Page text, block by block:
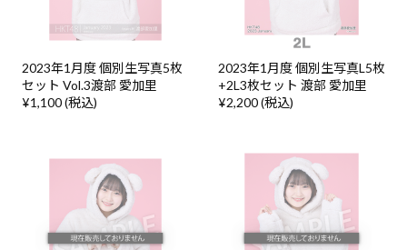
2023年1月度 個別生写真5枚
セット Vol.3渡部 愛加里
¥1,100 (税込)
2023年1月度 個別生写真L5枚
+2L3枚セット 渡部 愛加里
¥2,200 (税込)